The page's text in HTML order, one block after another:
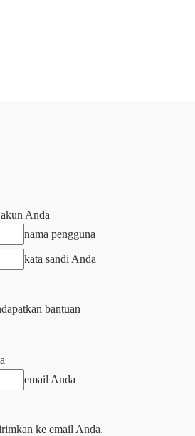
Anda
nama pengguna
kata sandi Anda
bantuan
email Anda
ke email Anda.